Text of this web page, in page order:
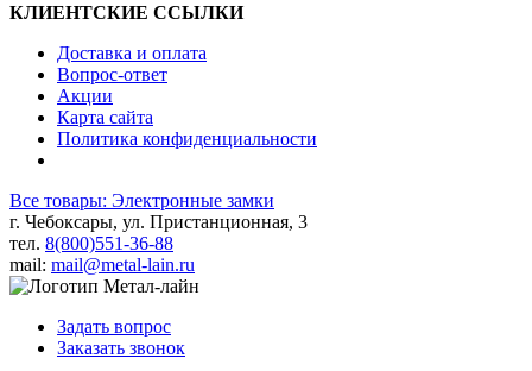
КЛИЕНТСКИЕ ССЫЛКИ
Доставка и оплата
Вопрос-ответ
Акции
Карта сайта
Политика конфиденциальности
Все товары: Электронные замки
г. Чебоксары, ул. Пристанционная, 3
тел. 8(800)551-36-88
mail: mail@metal-lain.ru
Задать вопрос
Заказать звонок